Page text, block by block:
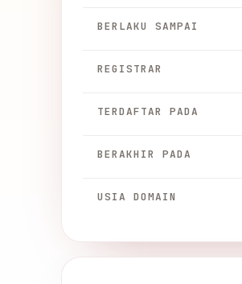
BERLAKU SAMPAI
REGISTRAR
TERDAFTAR PADA
BERAKHIR PADA
USIA DOMAIN